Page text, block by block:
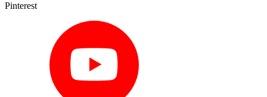
Pinterest